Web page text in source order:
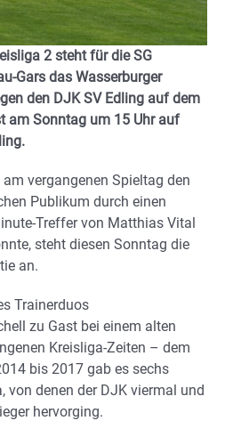
2 steht für die SG
Gars das Wasserburger
den DJK SV Edling auf dem
am Sonntag um 15 Uhr auf
am vergangenen Spieltag den
Publikum durch einen
Treffer von Matthias Vital
steht diesen Sonntag die
an.
Trainerduos
zu Gast bei einem alten
Kreisliga-Zeiten – dem
bis 2017 gab es sechs
von denen der DJK viermal und
hervorging.